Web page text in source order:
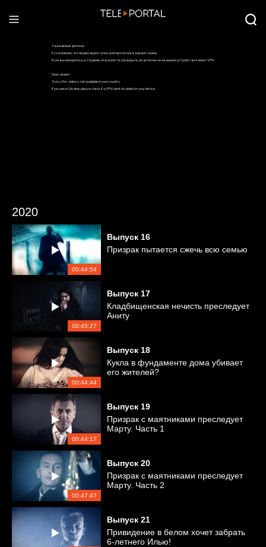
2020
00:44:54
Выпуск 16
Призрак пытается сжечь всю семью
00:45:27
Выпуск 17
Кладбищенская нечисть преследует
Аниту
00:44:44
Выпуск 18
Кукла в фундаменте дома убивает
его жителей?
00:44:17
Выпуск 19
Призрак с маятниками преследует
Марту. Часть 1
00:47:47
Выпуск 20
Призрак с маятниками преследует
Марту. Часть 2
Выпуск 21
Привидение в белом хочет забрать
6-летнего Илью!